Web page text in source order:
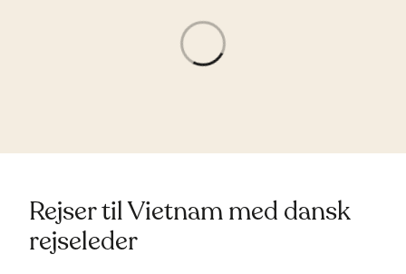
Rejser til Vietnam med dansk
rejseleder